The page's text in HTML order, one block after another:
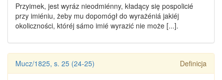
Przyimek, jest wyráz nieod­miénny, kładący się pospolicié
przy imiéniu, żeby mu dopomógł do wyrażéniá jakiéj
okoliczności, któréj sámo imié wyrazić nie może [...].
Mucz/1825, s. 25 (24-25) Definicja